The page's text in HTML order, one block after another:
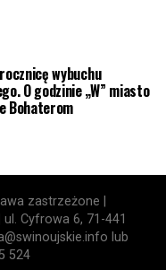
wybuchu
O godzinie „W” miasto
Bohaterom
zastrzeżone |
Cyfrowa 6, 71-441
lub
524